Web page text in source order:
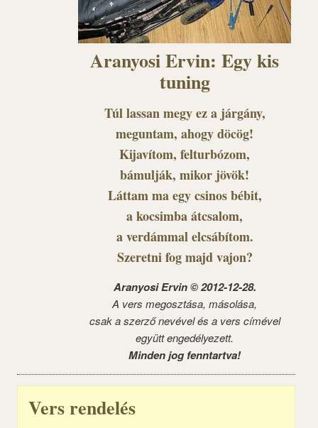
Aranyosi Ervin: Egy kis
tuning
Túl lassan megy ez a járgány,
meguntam, ahogy döcög!
Kijavítom, felturbózom,
bámulják, mikor jövök!
Láttam ma egy csinos bébit,
a kocsimba átcsalom,
a verdámmal elcsábítom.
Szeretni fog majd vajon?
Aranyosi Ervin © 2012-12-28.
A vers megosztása, másolása,
csak a szerző nevével és a vers címével
együtt engedélyezett.
Minden jog fenntartva!
Vers rendelés